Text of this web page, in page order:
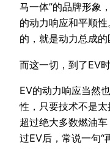
马一体”的品牌形象
的动力响应和平顺
的，就是动力总成的
而这一切，到了EV
EV的动力响应当然
性，只要技术不是
超过绝大多数燃油
过EV后，常说一句“